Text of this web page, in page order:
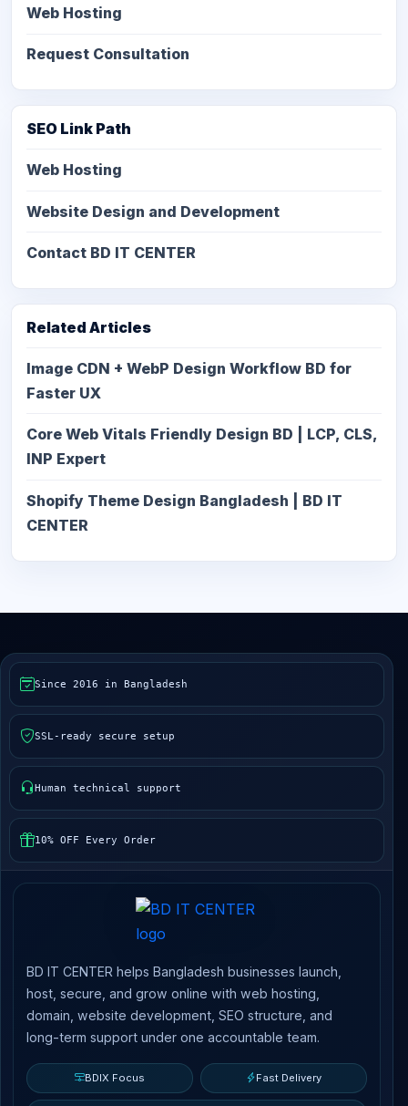
Web Hosting
Request Consultation
SEO Link Path
Web Hosting
Website Design and Development
Contact BD IT CENTER
Related Articles
Image CDN + WebP Design Workflow BD for
Faster UX
Core Web Vitals Friendly Design BD | LCP, CLS,
INP Expert
Shopify Theme Design Bangladesh | BD IT
CENTER
Since 2016 in Bangladesh
SSL-ready secure setup
Human technical support
10% OFF Every Order
BD IT CENTER helps Bangladesh businesses launch,
host, secure, and grow online with web hosting,
domain, website development, SEO structure, and
long-term support under one accountable team.
BDIX Focus Fast Delivery